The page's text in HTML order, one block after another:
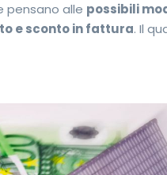
pensano alle possibili
e sconto in fattura. Il